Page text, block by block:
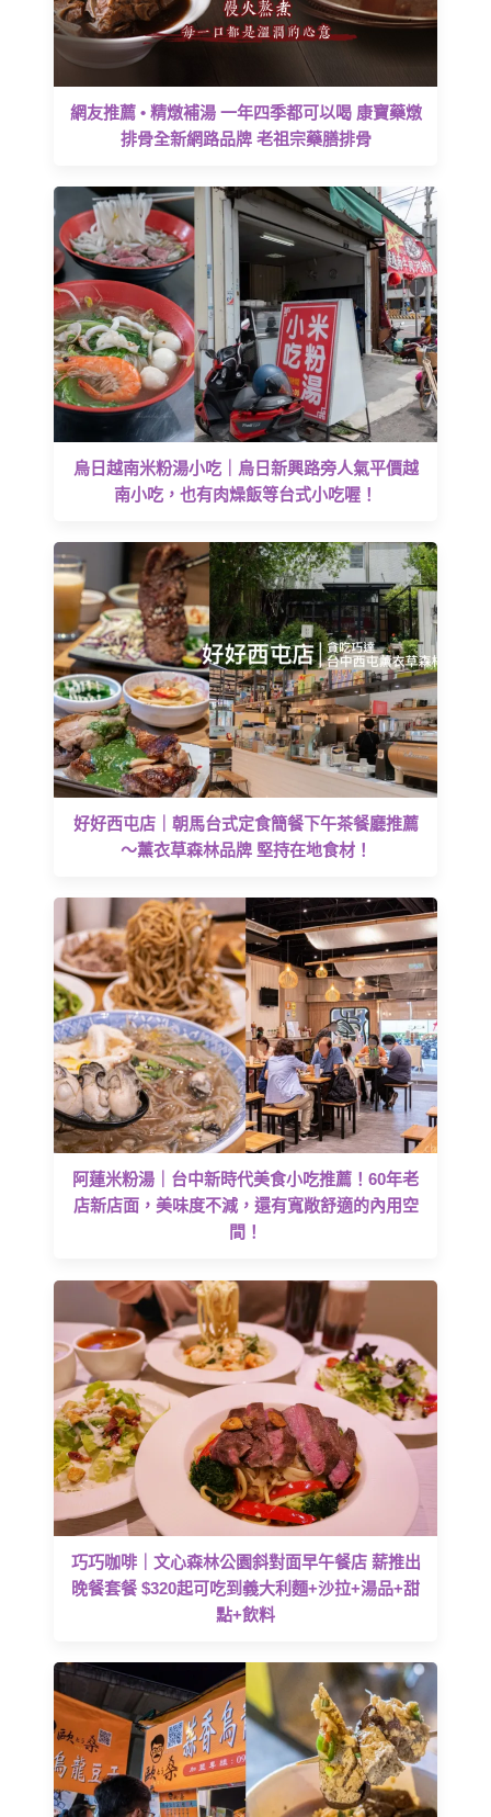
網友推薦 • 精燉補湯 一年四季都可以喝 康寶藥燉
排骨全新網路品牌 老祖宗藥膳排骨
烏日越南米粉湯小吃｜烏日新興路旁人氣平價越
南小吃，也有肉燥飯等台式小吃喔！
好好西屯店｜朝馬台式定食簡餐下午茶餐廳推薦
～薰衣草森林品牌 堅持在地食材！
阿蓮米粉湯｜台中新時代美食小吃推薦！60年老
店新店面，美味度不減，還有寬敞舒適的內用空
間！
巧巧咖啡｜文心森林公園斜對面早午餐店 薪推出
晚餐套餐 $320起可吃到義大利麵+沙拉+湯品+甜
點+飲料